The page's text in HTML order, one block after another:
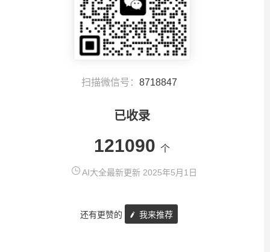
扫描微信号： 8718847
已收录
121090 个
AI大全最新更新 2025年5月1日
还有更赞的 我来推荐